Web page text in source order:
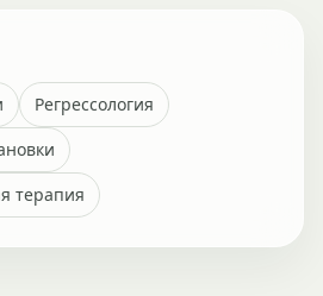
Регрессология
терапия